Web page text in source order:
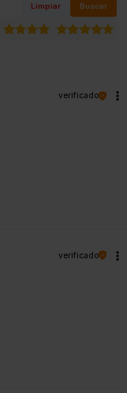
Limpiar Buscar
verificado
verificado